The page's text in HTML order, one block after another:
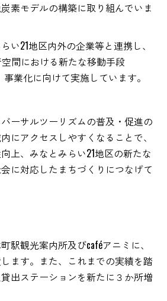
素モデルの構築に取り組んでいま
い21地区内外の企業等と連携し、
間における新たな移動手段
事業化に向けて実施しています。
ーサルツーリズムの普及・促進の
にアクセスしやすくなることで、
上、みなとみらい21地区の新たな
に対応したまちづくりにつなげて
駅観光案内所及びcaféアニミに、
ます。また、これまでの実績を踏
出ステーションを新たに３か所増